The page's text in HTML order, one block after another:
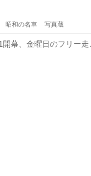
昭和の名車 写真蔵
F1開幕、金